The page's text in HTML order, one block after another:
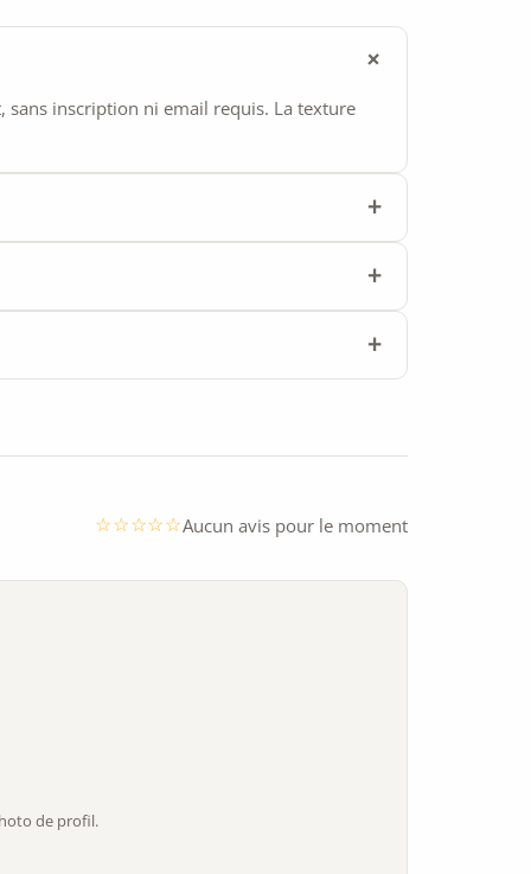
sans inscription ni email requis. La texture
Aucun avis pour le moment
de profil.